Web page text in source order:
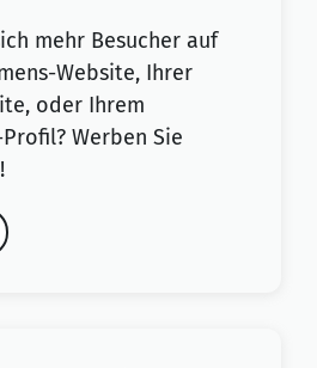
mehr Besucher auf
Website, Ihrer
oder Ihrem
Werben Sie